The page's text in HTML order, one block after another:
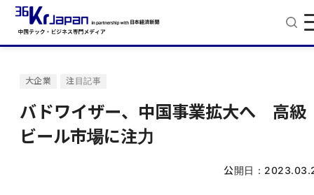
大企業 注目記事
バドワイザー、中国事業拡大へ 高級
ビール市場に注力
公開日：